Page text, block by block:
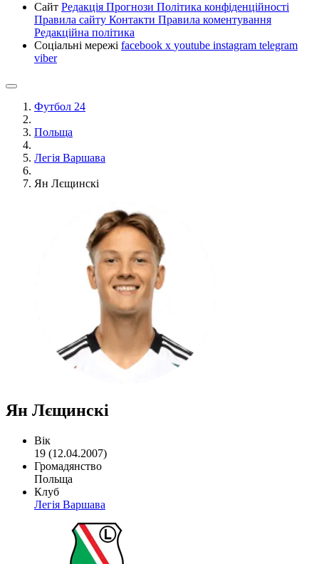
Сайт Редакція Прогнози Політика конфіденційності
Правила сайту Контакти Правила коментування
Редакційна політика
Соціальні мережі facebook x youtube instagram telegram
viber
Футбол 24
Польща
Легія Варшава
Ян Лєщинскі
Ян Лєщинскі
Вік
19 (12.04.2007)
Громадянство
Польща
Клуб
Легія Варшава